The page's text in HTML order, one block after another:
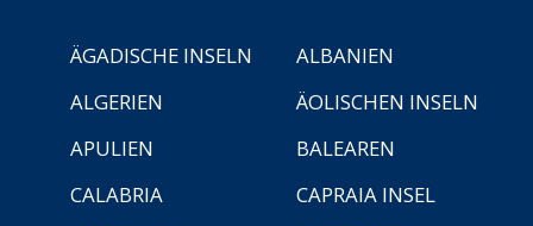
ÄGADISCHE INSELN
ALBANIEN
ALGERIEN
ÄOLISCHEN INSELN
APULIEN
BALEAREN
CALABRIA
CAPRAIA INSEL